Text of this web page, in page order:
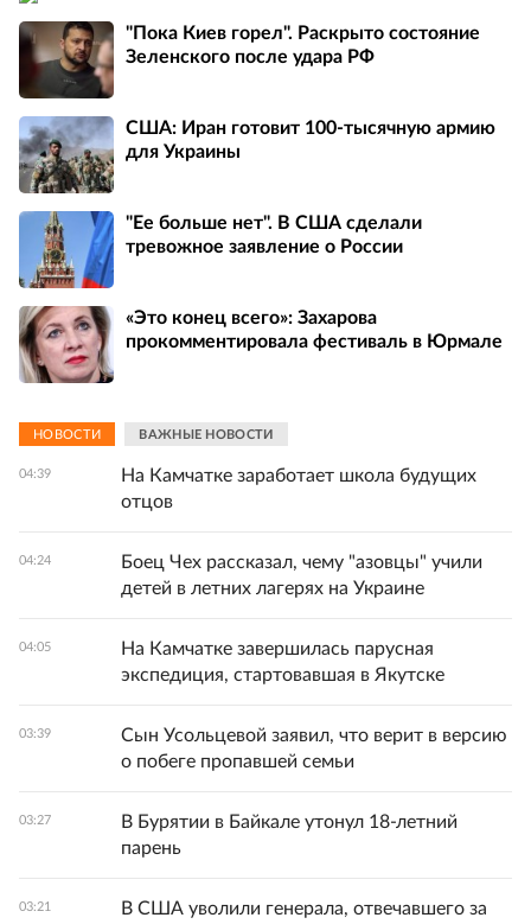
"Пока Киев горел". Раскрыто состояние
Зеленского после удара РФ
США: Иран готовит 100-тысячную армию
для Украины
"Ее больше нет". В США сделали
тревожное заявление о России
«Это конец всего»: Захарова
прокомментировала фестиваль в Юрмале
НОВОСТИ ВАЖНЫЕ НОВОСТИ
04:39
На Камчатке заработает школа будущих
отцов
04:24
Боец Чех рассказал, чему "азовцы" учили
детей в летних лагерях на Украине
04:05
На Камчатке завершилась парусная
экспедиция, стартовавшая в Якутске
03:39
Сын Усольцевой заявил, что верит в версию
о побеге пропавшей семьи
03:27
В Бурятии в Байкале утонул 18-летний
парень
03:21
В США уволили генерала, отвечавшего за